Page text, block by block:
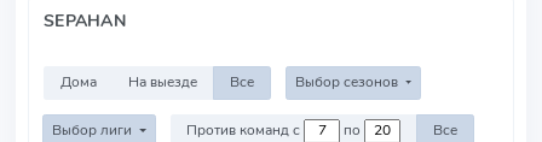
SEPAHAN
Дома На выезде Все Выбор сезонов
Выбор лиги Против команд с по Все